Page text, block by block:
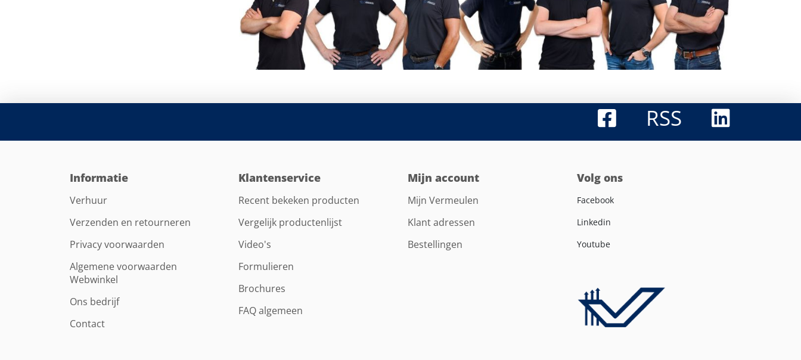
RSS
Informatie
Verhuur
Verzenden en retourneren
Privacy voorwaarden
Algemene voorwaarden
Webwinkel
Ons bedrijf
Contact
Klantenservice
Recent bekeken producten
Vergelijk productenlijst
Video's
Formulieren
Brochures
FAQ algemeen
Mijn account
Mijn Vermeulen
Klant adressen
Bestellingen
Volg ons
Facebook
Linkedin
Youtube